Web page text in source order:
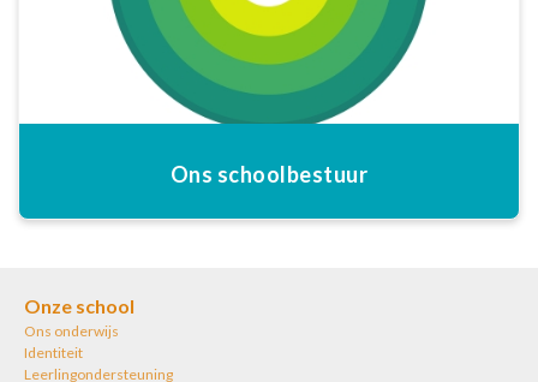
Ons schoolbestuur
Onze school
Ons onderwijs
Identiteit
Leerlingondersteuning